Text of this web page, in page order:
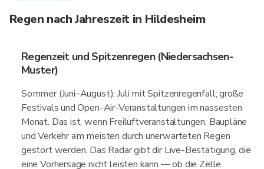
Regen nach Jahreszeit in Hildesheim
Regenzeit und Spitzenregen (Niedersachsen-
Muster)
Sommer (Juni–August): Juli mit Spitzenregenfall; große
Festivals und Open-Air-Veranstaltungen im nassesten
Monat. Das ist, wenn Freiluftveranstaltungen, Baupläne
und Verkehr am meisten durch unerwarteten Regen
gestört werden. Das Radar gibt dir Live-Bestätigung, die
eine Vorhersage nicht leisten kann — ob die Zelle